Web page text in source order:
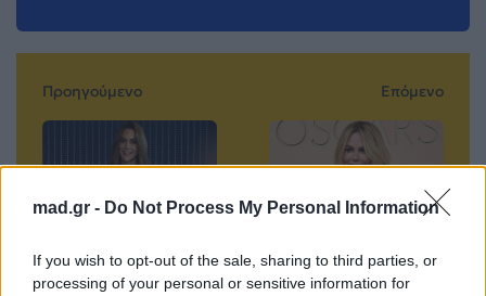
mad.gr - Do Not Process My Personal Information
If you wish to opt-out of the sale, sharing to third parties, or
processing of your personal or sensitive information for
Προηγούμενο
Kate Middleton: Το
Επόμενο
Nicole Kidman –